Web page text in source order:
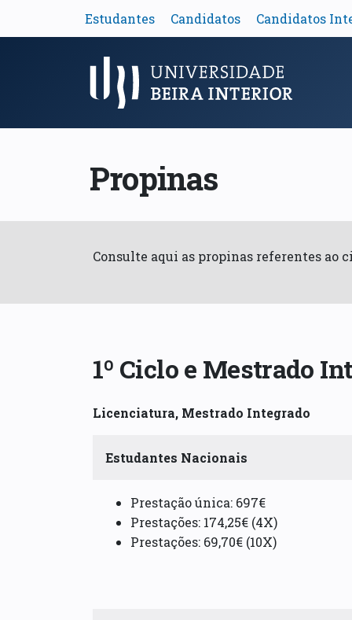
Estudantes Candidatos Candidatos
Menu Principal
Propinas
Consulte aqui as propinas referentes ao
1º Ciclo e Mestrado
Licenciatura, Mestrado Integrado
Estudantes Nacionais
Prestação única: 697€
Prestações: 174,25€ (4X)
Prestações: 69,70€ (10X)